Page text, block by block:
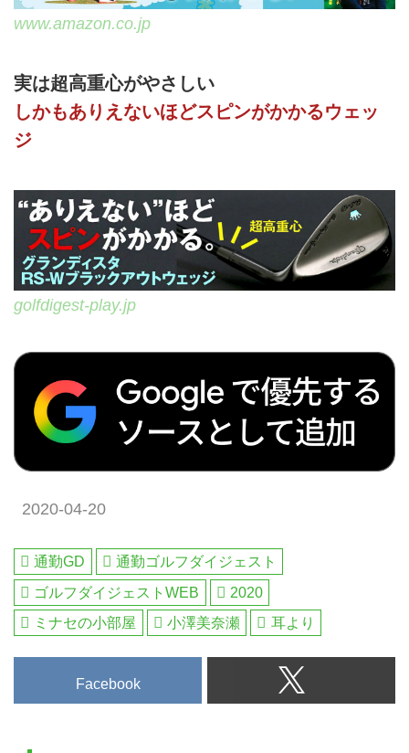
www.amazon.co.jp
実は超高重心がやさしい
しかもありえないほどスピンがかかるウェッ
ジ
golfdigest-play.jp
2020-04-20
通勤GD
通勤ゴルフダイジェスト
ゴルフダイジェストWEB
2020
ミナセの小部屋
小澤美奈瀬 耳より
Facebook